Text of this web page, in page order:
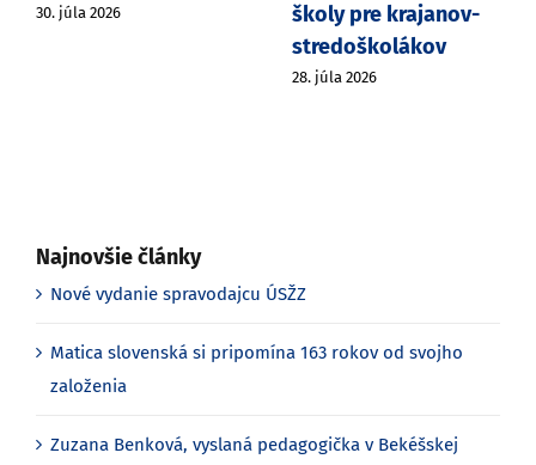
30. júla 2026
školy pre krajanov-
stredoškolákov
28. júla 2026
Najnovšie články
Nové vydanie spravodajcu ÚSŽZ
Matica slovenská si pripomína 163 rokov od svojho
založenia
Zuzana Benková, vyslaná pedagogička v Bekéšskej